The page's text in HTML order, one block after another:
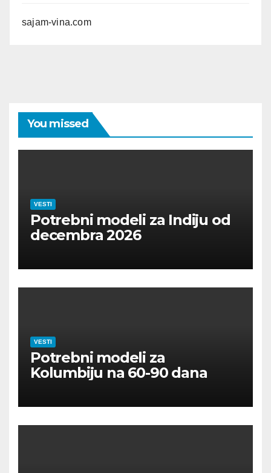
sajam-vina.com
You missed
VESTI
Potrebni modeli za Indiju od
decembra 2026
VESTI
Potrebni modeli za
Kolumbiju na 60-90 dana